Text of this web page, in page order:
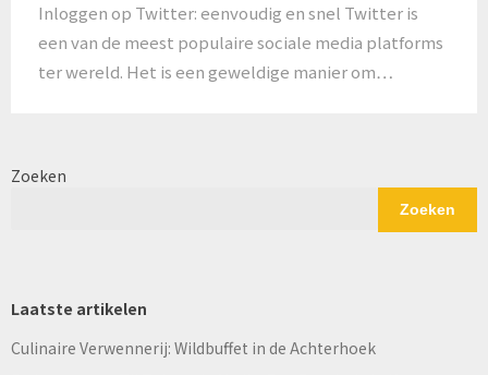
Inloggen op Twitter: eenvoudig en snel Twitter is
een van de meest populaire sociale media platforms
ter wereld. Het is een geweldige manier om…
Zoeken
Zoeken
Laatste artikelen
Culinaire Verwennerij: Wildbuffet in de Achterhoek